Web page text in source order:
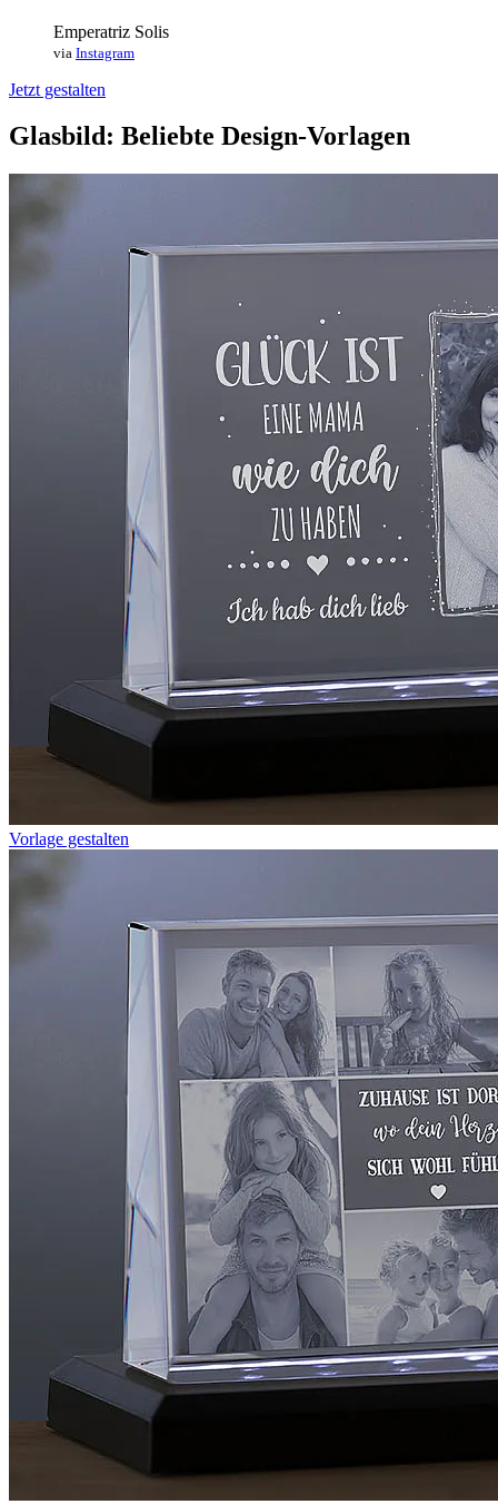
Emperatriz Solis
via Instagram
Jetzt gestalten
Glasbild: Beliebte Design-Vorlagen
Vorlage gestalten